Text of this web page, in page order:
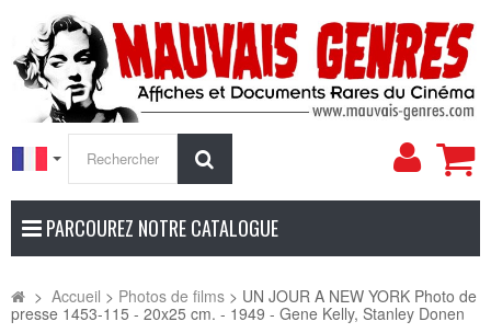
Mon
PARCOUREZ NOTRE CATALOGUE
> Accueil > Photos de films > UN JOUR A NEW YORK Photo de
presse 1453-115 - 20x25 cm. - 1949 - Gene Kelly, Stanley Donen